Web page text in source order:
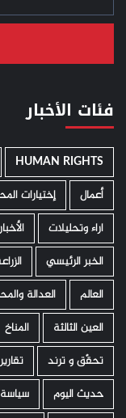
فئات الأخبار
HUMAN RIGHTS
أعمال
إختيارات
اراء وتحليلات
الأخبار
الخبر الرئيسي
العالم
العدالة
العين الثالثة
المناخ
تحقّق و ترند
حديث اليوم
سياسة